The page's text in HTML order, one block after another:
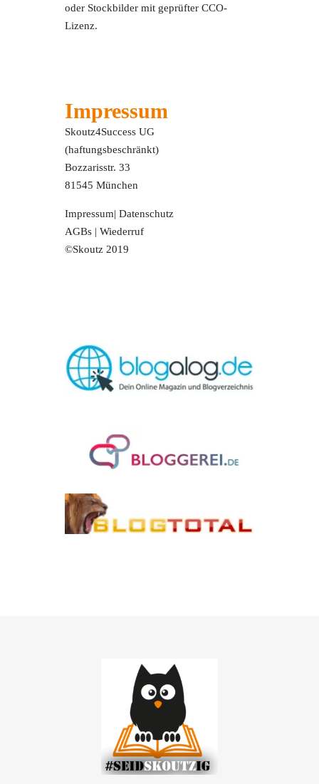
oder Stockbilder mit geprüfter CCO-
Lizenz.
Impressum
Skoutz4Success UG
(haftungsbeschränkt)
Bozzarisstr. 33
81545 München
Impressum|Datenschutz
AGBs |Wiederruf
©Skoutz 2019